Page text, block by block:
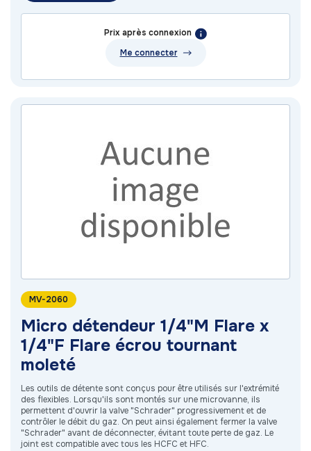
Prix après connexion
Me connecter
MV-2060
Micro détendeur 1/4"M Flare x
1/4"F Flare écrou tournant
moleté
Les outils de détente sont conçus pour être utilisés sur l'extrémité
des flexibles. Lorsqu'ils sont montés sur une microvanne, ils
permettent d'ouvrir la valve "Schrader" progressivement et de
contrôler le débit du gaz. On peut ainsi également fermer la valve
"Schrader" avant de déconnecter, évitant toute perte de gaz. Le
joint est compatible avec tous les HCFC et HFC.